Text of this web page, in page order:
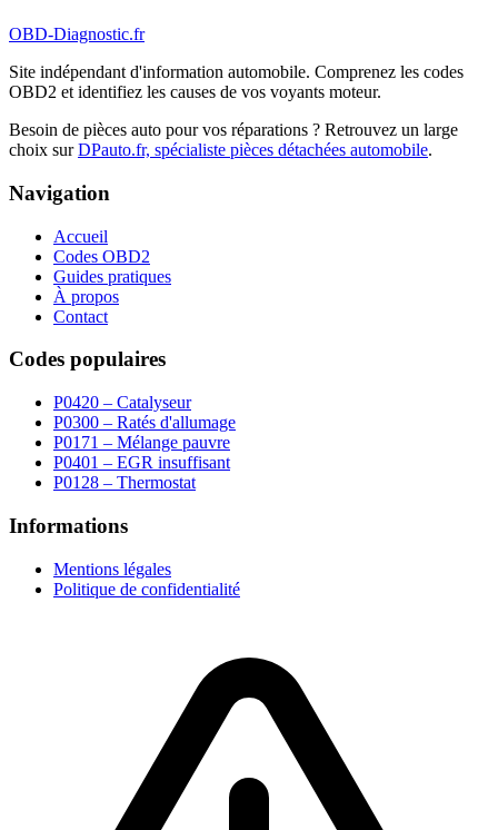
OBD-Diagnostic.fr
Site indépendant d'information automobile. Comprenez les codes
OBD2 et identifiez les causes de vos voyants moteur.
Besoin de pièces auto pour vos réparations ? Retrouvez un large
choix sur DPauto.fr, spécialiste pièces détachées automobile.
Navigation
Accueil
Codes OBD2
Guides pratiques
À propos
Contact
Codes populaires
P0420 – Catalyseur
P0300 – Ratés d'allumage
P0171 – Mélange pauvre
P0401 – EGR insuffisant
P0128 – Thermostat
Informations
Mentions légales
Politique de confidentialité